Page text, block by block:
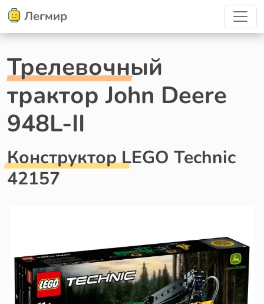
Легмир
Трелевочный
трактор John Deere
948L-II
Конструктор LEGO Technic
42157